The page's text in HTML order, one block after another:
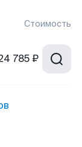
Стоимость
785 ₽